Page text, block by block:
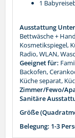
1
Ausstattung
Bettwäsche +
Kosmetikspiegel,
Radio, WLAN,
Geeignet für:
Backofen,
Küche separat,
Zimmer/Fewo/
Sanitäre
Größe
Belegung: 1-3